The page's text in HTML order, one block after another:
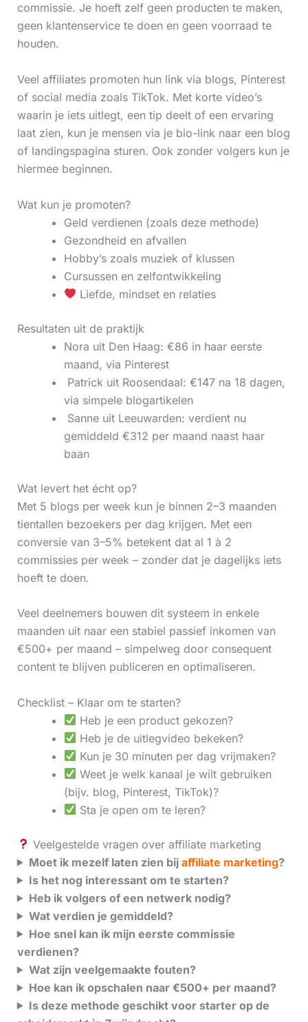
commissie. Je hoeft zelf geen producten te maken,
geen klantenservice te doen en geen voorraad te
houden.
Veel affiliates promoten hun link via blogs, Pinterest
of social media zoals TikTok. Met korte video’s
waarin je iets uitlegt, een tip deelt of een ervaring
laat zien, kun je mensen via je bio-link naar een blog
of landingspagina sturen. Ook zonder volgers kun je
hiermee beginnen.
Wat kun je promoten?
Geld verdienen (zoals deze methode)
Gezondheid en afvallen
Hobby’s zoals muziek of klussen
Cursussen en zelfontwikkeling
Liefde, mindset en relaties
Resultaten uit de praktijk
Nora uit Den Haag: €86 in haar eerste
maand, via Pinterest
‍ Patrick uit Roosendaal: €147 na 18 dagen,
via simpele blogartikelen
‍ Sanne uit Leeuwarden: verdient nu
gemiddeld €312 per maand naast haar
baan
Wat levert het écht op?
Met 5 blogs per week kun je binnen 2–3 maanden
tientallen bezoekers per dag krijgen. Met een
conversie van 3–5% betekent dat al 1 à 2
commissies per week – zonder dat je dagelijks iets
hoeft te doen.
Veel deelnemers bouwen dit systeem in enkele
maanden uit naar een stabiel passief inkomen van
€500+ per maand – simpelweg door consequent
content te blijven publiceren en optimaliseren.
Checklist – Klaar om te starten?
Heb je een product gekozen?
Heb je de uitlegvideo bekeken?
Kun je 30 minuten per dag vrijmaken?
Weet je welk kanaal je wilt gebruiken
(bijv. blog, Pinterest, TikTok)?
Sta je open om te leren?
Veelgestelde vragen over affiliate marketing
Moet ik mezelf laten zien bij affiliate marketing?
Is het nog interessant om te starten?
Heb ik volgers of een netwerk nodig?
Wat verdien je gemiddeld?
Hoe snel kan ik mijn eerste commissie
verdienen?
Wat zijn veelgemaakte fouten?
Hoe kan ik opschalen naar €500+ per maand?
Is deze methode geschikt voor starter op de